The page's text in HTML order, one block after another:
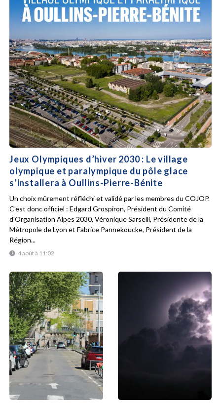
Jeux Olympiques d’hiver 2030 : Le village
olympique et paralympique du pôle glace
s’installera à Oullins-Pierre-Bénite
4 août à 11:02
Un choix mûrement réfléchi et validé par les membres du COJOP.
C'est donc officiel : Edgard Grospiron, Président du Comité
d'Organisation Alpes 2030, Véronique Sarselli, Présidente de la
Métropole de Lyon et Fabrice Pannekoucke, Président de la
Région...